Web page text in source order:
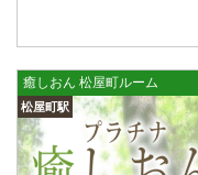
癒しおん 松屋町ルーム
松屋町駅